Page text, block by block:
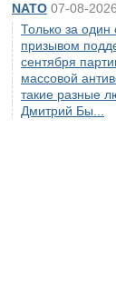
NATO 07-08-
Только за
призывом
сентября
массовой
такие разные
Дмитрий Бы...